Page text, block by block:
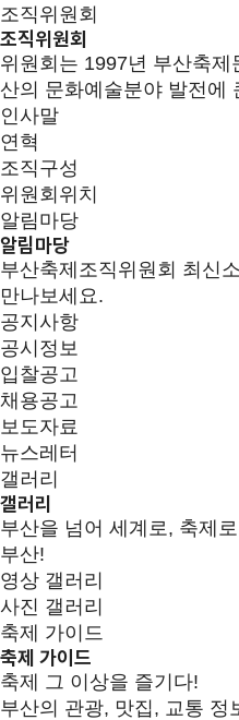
조직위원회
조직위원회
위원회는 1997년 부산축
산의 문화예술분야 발전에
인사말
연혁
조직구성
위원회위치
알림마당
알림마당
부산축제조직위원회 최신
만나보세요.
공지사항
공시정보
입찰공고
채용공고
보도자료
뉴스레터
갤러리
갤러리
부산을 넘어 세계로, 축제
부산!
영상 갤러리
사진 갤러리
축제 가이드
축제 가이드
축제 그 이상을 즐기다!
부산의 관광, 맛집, 교통 정